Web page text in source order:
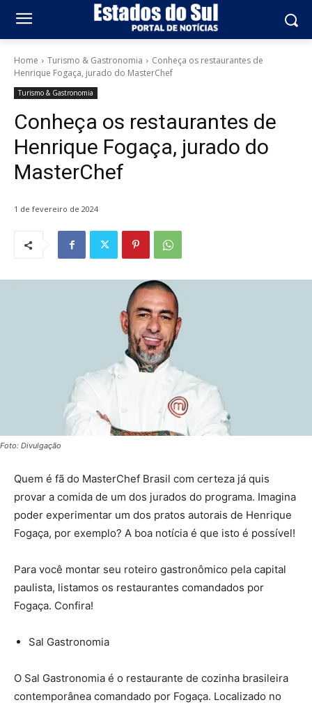
Home Turismo & Gastronomia
Conheça os restaurantes de
Henrique Fogaça, jurado do MasterChef
Turismo & Gastronomia
Conheça os restaurantes de
Henrique Fogaça, jurado do
MasterChef
1 de fevereiro de 2024
Foto: Divulgação
Quem é fã do MasterChef Brasil com certeza já quis
provar a comida de um dos jurados do programa. Imagina
poder experimentar um dos pratos autorais de Henrique
Fogaça, por exemplo? A boa notícia é que isto é possível!
Para você montar seu roteiro gastronômico pela capital
paulista, listamos os restaurantes comandados por
Fogaça. Confira!
Sal Gastronomia
O Sal Gastronomia é o restaurante de cozinha brasileira
contemporânea comandado por Fogaça. Localizado no